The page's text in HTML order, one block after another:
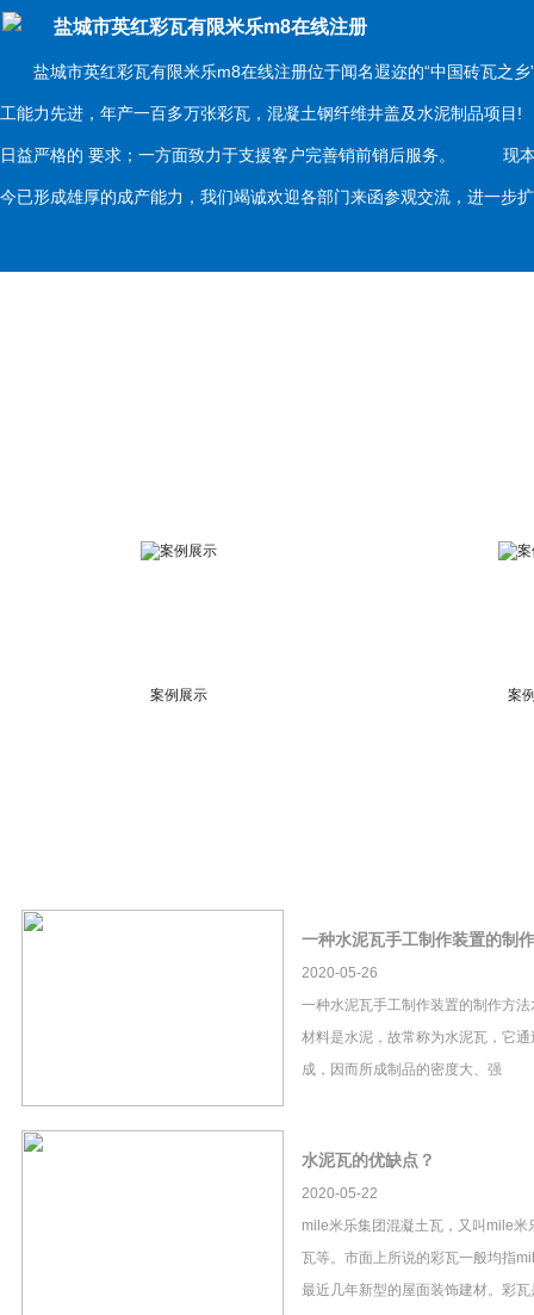
盐城市英红彩瓦有限米乐m8在线注册
盐城市英红彩瓦有限米乐m8在线注册位于闻名遐迩的“中国砖瓦之乡
工能力先进，年产一百多万张彩瓦，混凝土钢纤维井盖及水泥制品项
日益严格的 要求；一方面致力于支援客户完善销前销后服务。 现本
今已形成雄厚的成产能力，我们竭诚欢迎各部门来函参观交流，进一
案例展示 案
一种水泥瓦手工制作装置的制
2020-05-26
一种水泥瓦手工制作装置的制作方
材料是水泥，故常称为水泥瓦，它
成，因而所成制品的密度大、强
水泥瓦的优缺点？
2020-05-22
mile米乐集团混凝土瓦，又叫mile米
瓦等。市面上所说的彩瓦一般均指
最近几年新型的屋面装饰建材。彩